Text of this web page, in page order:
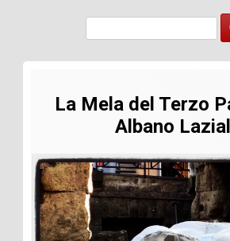
Ricerca
La Mela del Terzo
Albano